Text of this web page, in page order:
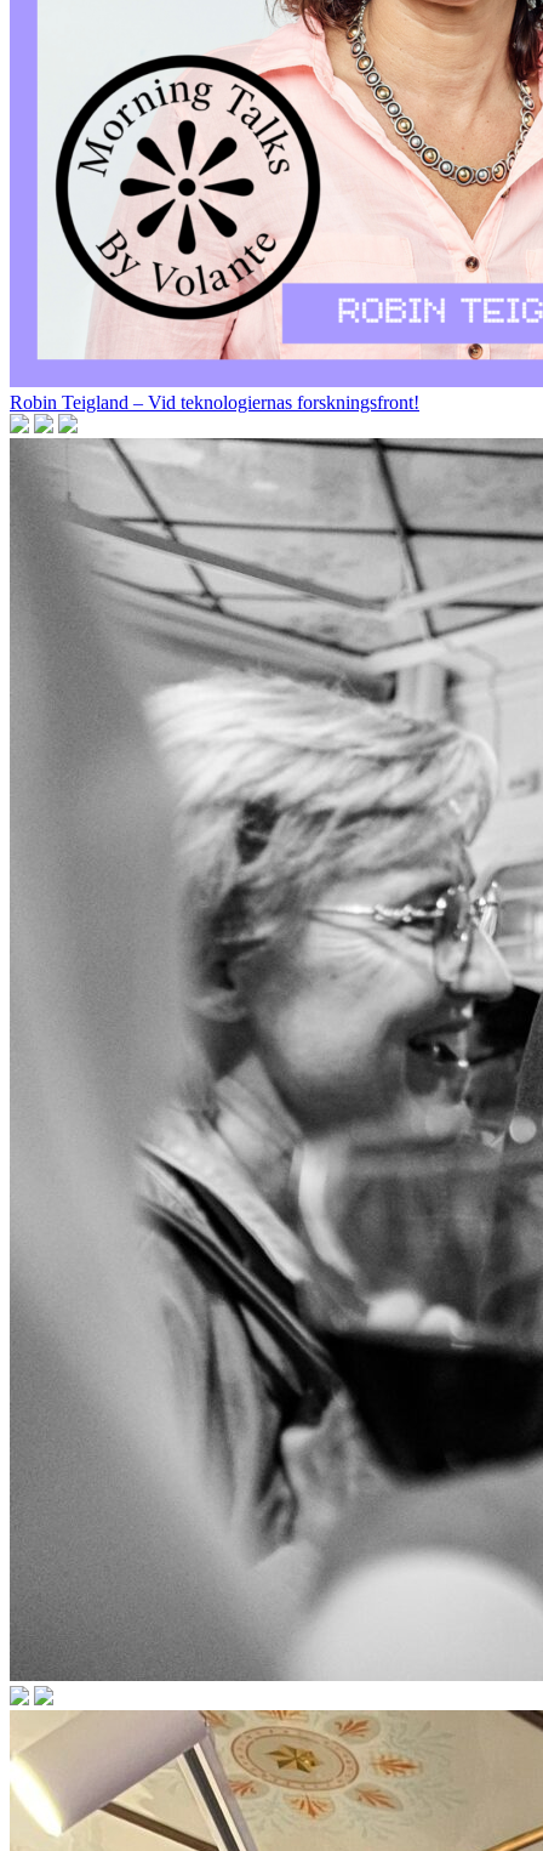
Robin Teigland – Vid teknologiernas forskningsfront!